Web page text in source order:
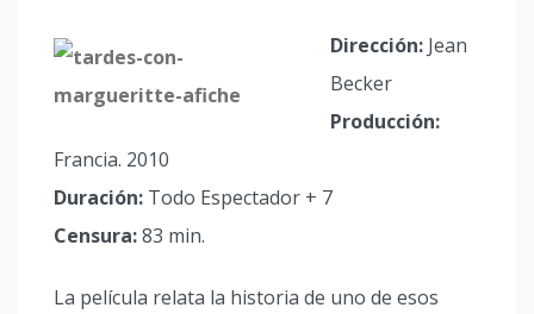
Dirección: Jean
Becker
Producción:
Francia. 2010
Duración: Todo Espectador + 7
Censura:83 min.
La película relata la historia de uno de esos